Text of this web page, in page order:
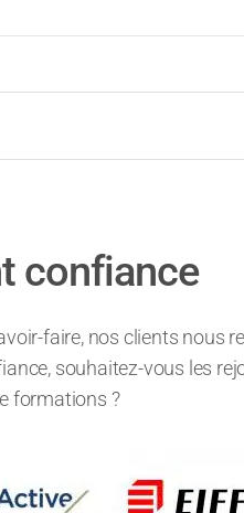
confiance
faire, nos clients nous
souhaitez-vous les
formations ?